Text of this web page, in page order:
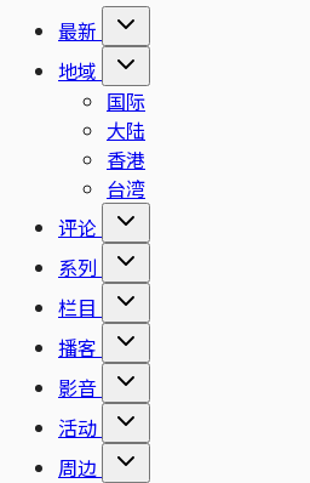
最新
地域
国际
大陆
香港
台湾
评论
系列
栏目
播客
影音
活动
周边